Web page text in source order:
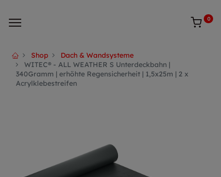
0
Shop
Dach & Wandsysteme
WITEC® - ALL WEATHER S Unterdeckbahn |
340Gramm | erhöhte Regensicherheit | 1,5x25m | 2 x
Acrylklebestreifen